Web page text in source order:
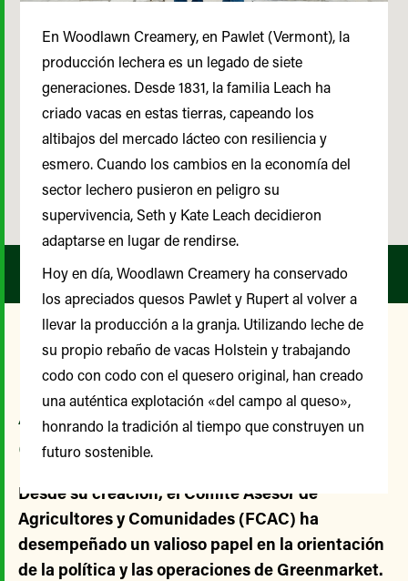
Nuestro Comité Asesor de
Agricultores y
Comunidades
Desde su creación, el Comité Asesor de
Agricultores y Comunidades (FCAC) ha
desempeñado un valioso papel en la orientación
de la política y las operaciones de Greenmarket.
En Woodlawn Creamery, en Pawlet (Vermont), la
producción lechera es un legado de siete
generaciones. Desde 1831, la familia Leach ha
criado vacas en estas tierras, capeando los
altibajos del mercado lácteo con resiliencia y
esmero. Cuando los cambios en la economía del
sector lechero pusieron en peligro su
supervivencia, Seth y Kate Leach decidieron
adaptarse en lugar de rendirse.
Hoy en día, Woodlawn Creamery ha conservado
los apreciados quesos Pawlet y Rupert al volver a
llevar la producción a la granja. Utilizando leche de
su propio rebaño de vacas Holstein y trabajando
codo con codo con el quesero original, han creado
una auténtica explotación «del campo al queso»,
honrando la tradición al tiempo que construyen un
futuro sostenible.